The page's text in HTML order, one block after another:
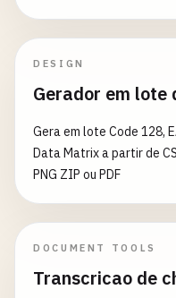
DESIGN
Gerador em lote
Gera em lote Code 128,
Data Matrix a partir de
PNG ZIP ou PDF
DOCUMENT TOOLS
Transcricao de